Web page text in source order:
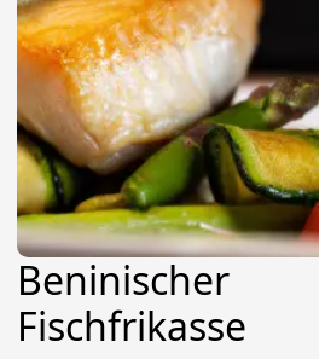
Beninischer
Fischfrikasse